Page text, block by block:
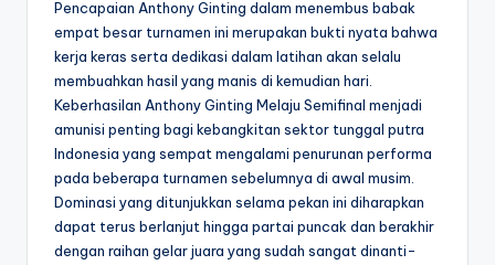
Pencapaian Anthony Ginting dalam menembus babak
empat besar turnamen ini merupakan bukti nyata bahwa
kerja keras serta dedikasi dalam latihan akan selalu
membuahkan hasil yang manis di kemudian hari.
Keberhasilan Anthony Ginting Melaju Semifinal menjadi
amunisi penting bagi kebangkitan sektor tunggal putra
Indonesia yang sempat mengalami penurunan performa
pada beberapa turnamen sebelumnya di awal musim.
Dominasi yang ditunjukkan selama pekan ini diharapkan
dapat terus berlanjut hingga partai puncak dan berakhir
dengan raihan gelar juara yang sudah sangat dinanti-